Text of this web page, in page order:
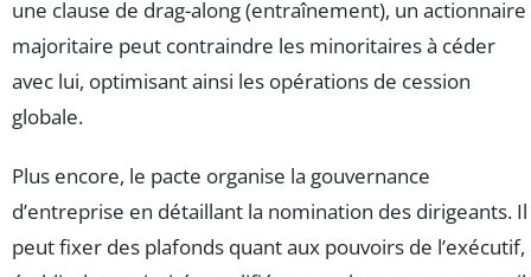
une clause de drag-along (entraînement), un actionnaire
majoritaire peut contraindre les minoritaires à céder
avec lui, optimisant ainsi les opérations de cession
globale.
Plus encore, le pacte organise la gouvernance
d’entreprise en détaillant la nomination des dirigeants. Il
peut fixer des plafonds quant aux pouvoirs de l’exécutif,